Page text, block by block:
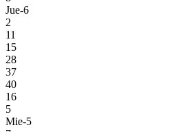
Jue-6
2
11
15
28
37
40
16
5
Mie-5